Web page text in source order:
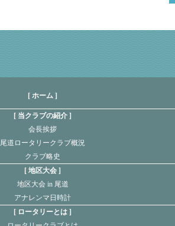
[ ホーム ]
当クラブの紹介
会長挨拶
尾道ロータリークラブ概況
クラブ略史
地区大会
地区大会 in 尾道
アナレンマ日時計
ロータリーとは